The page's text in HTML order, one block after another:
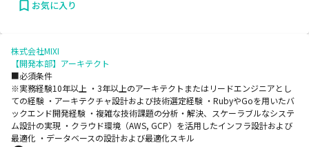
お気に入り
株式会社MIXI
【開発本部】アーキテクト
■必須条件
※実務経験10年以上 ・3年以上のアーキテクトまたはリードエンジニアとし
ての経験 ・アーキテクチャ設計および技術選定経験 ・RubyやGoを用いたバ
ックエンド開発経験 ・複雑な技術課題の分析・解決、スケーラブルなシステ
ム設計の実現 ・クラウド環境（AWS, GCP）を活用したインフラ設計および
最適化 ・データベースの設計および最適化スキル